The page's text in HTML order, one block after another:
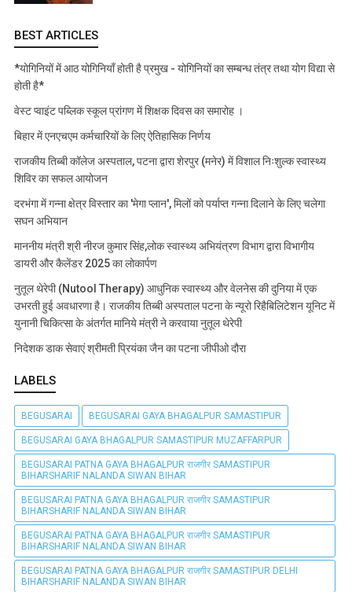
BEST ARTICLES
*योगिनियों में आठ योगिनियाँ होती है प्रमुख - योगिनियों का सम्बन्ध तंत्र तथा योग विद्या से
होती है*
वेस्ट प्वाइंट पब्लिक स्कूल प्रांगण में शिक्षक दिवस का समारोह ।
बिहार में एनएचएम कर्मचारियों के लिए ऐतिहासिक निर्णय
राजकीय तिब्बी कॉलेज अस्पताल, पटना द्वारा शेरपुर (मनेर) में विशाल निःशुल्क स्वास्थ्य
शिविर का सफल आयोजन
दरभंगा में गन्ना क्षेत्र विस्तार का 'मेगा प्लान', मिलों को पर्याप्त गन्ना दिलाने के लिए चलेगा
सघन अभियान
माननीय मंत्री श्री नीरज कुमार सिंह,लोक स्वास्थ्य अभियंत्रण विभाग द्वारा विभागीय
डायरी और कैलेंडर 2025 का लोकार्पण
नुतूल थेरेपी (Nutool Therapy) आधुनिक स्वास्थ्य और वेलनेस की दुनिया में एक
उभरती हुई अवधारणा है। राजकीय तिब्बी अस्पताल पटना के न्यूरो रिहैबिलिटेशन यूनिट में
युनानी चिकित्सा के अंतर्गत मानिये मंत्री ने करवाया नुतूल थेरेपी
निदेशक डाक सेवाएं श्रीमती प्रियंका जैन का पटना जीपीओ दौरा
LABELS
BEGUSARAI BEGUSARAI GAYA BHAGALPUR SAMASTIPUR
BEGUSARAI GAYA BHAGALPUR SAMASTIPUR MUZAFFARPUR
BEGUSARAI PATNA GAYA BHAGALPUR राजगीर SAMASTIPUR
BIHARSHARIF NALANDA SIWAN BIHAR
BEGUSARAI PATNA GAYA BHAGALPUR राजगीर SAMASTIPUR
BIHARSHARIF NALANDA SIWAN BIHAR
BEGUSARAI PATNA GAYA BHAGALPUR राजगीर SAMASTIPUR
BIHARSHARIF NALANDA SIWAN BIHAR
BEGUSARAI PATNA GAYA BHAGALPUR राजगीर SAMASTIPUR DELHI
BIHARSHARIF NALANDA SIWAN BIHAR